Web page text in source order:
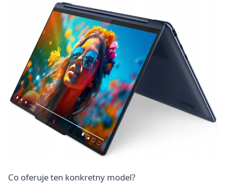
Co oferuje ten konkretny model?